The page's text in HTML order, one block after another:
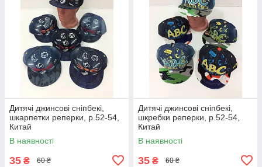
Дитячі джинсові сніпбекі,
шкарпетки реперки, р.52-54,
Китай
В наявності
35 ₴ 60 ₴
Дитячі джинсові сніпбекі,
шкребки реперки, р.52-54,
Китай
В наявності
35 ₴ 60 ₴